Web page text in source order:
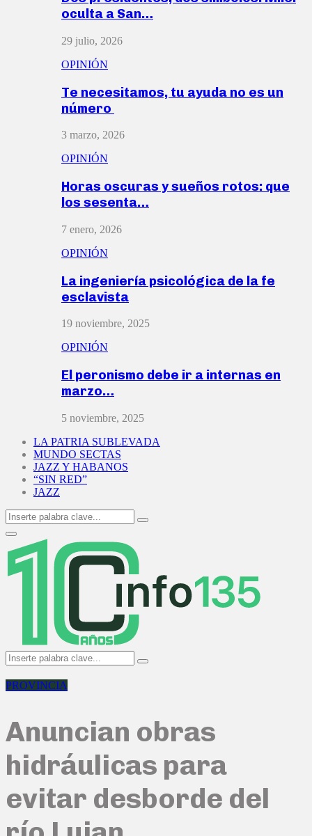
oculta a San…
29 julio, 2026
OPINIÓN
Te necesitamos, tu ayuda no es un
número
3 marzo, 2026
OPINIÓN
Horas oscuras y sueños rotos: que
los sesenta…
7 enero, 2026
OPINIÓN
La ingeniería psicológica de la fe
esclavista
19 noviembre, 2025
OPINIÓN
El peronismo debe ir a internas en
marzo…
5 noviembre, 2025
LA PATRIA SUBLEVADA
MUNDO SECTAS
JAZZ Y HABANOS
“SIN RED”
JAZZ
Search
for:
Search
Primary
Menu
Search
for:
Search
PROVINCIA
Anuncian obras
hidráulicas para
evitar desborde del